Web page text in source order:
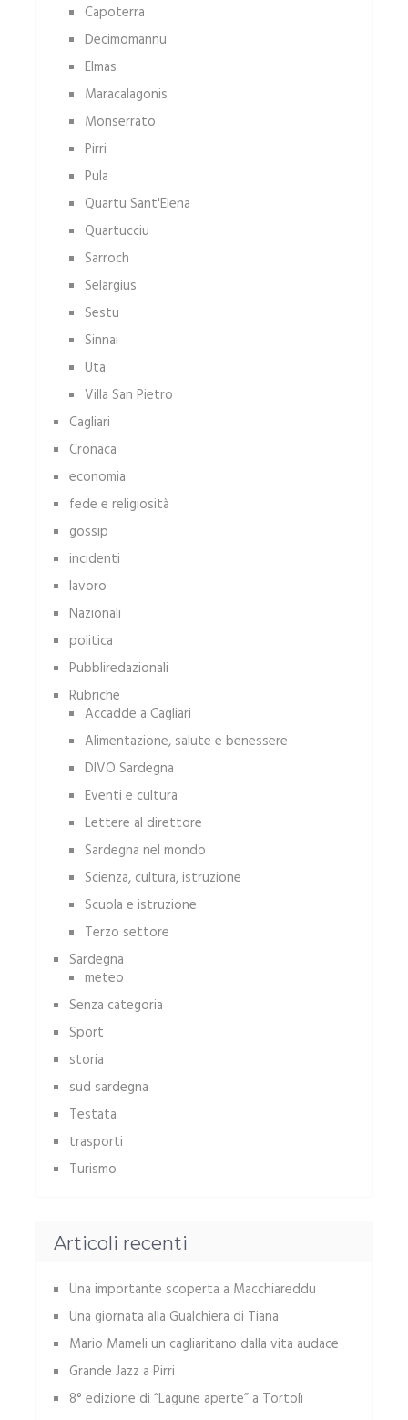
Capoterra
Decimomannu
Elmas
Maracalagonis
Monserrato
Pirri
Pula
Quartu Sant'Elena
Quartucciu
Sarroch
Selargius
Sestu
Sinnai
Uta
Villa San Pietro
Cagliari
Cronaca
economia
fede e religiosità
gossip
incidenti
lavoro
Nazionali
politica
Pubbliredazionali
Rubriche
Accadde a Cagliari
Alimentazione, salute e benessere
DIVO Sardegna
Eventi e cultura
Lettere al direttore
Sardegna nel mondo
Scienza, cultura, istruzione
Scuola e istruzione
Terzo settore
Sardegna
meteo
Senza categoria
Sport
storia
sud sardegna
Testata
trasporti
Turismo
Articoli recenti
Una importante scoperta a Macchiareddu
Una giornata alla Gualchiera di Tiana
Mario Mameli un cagliaritano dalla vita audace
Grande Jazz a Pirri
8° edizione di “Lagune aperte” a Tortolì